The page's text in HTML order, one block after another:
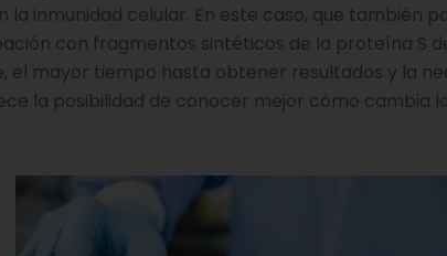
inmunidad celular. En este caso, que también
con fragmentos sintéticos de la proteína S
el mayor tiempo hasta obtener resultados y la
la posibilidad de conocer mejor cómo cambia